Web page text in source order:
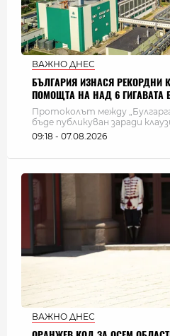
ВАЖНО ДНЕС
БЪЛГАРИЯ ИЗНАСЯ РЕКОРДНИ
ПОМОЩТА НА НАД 6 ГИГАВАТА
Протоколът между
бъде публикуван заради
09:18 - 07.08.2026
ВАЖНО ДНЕС